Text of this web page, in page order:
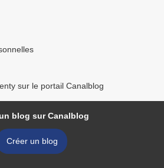
sur le portail Canalblog
blog sur Canalblog
Créer un blog